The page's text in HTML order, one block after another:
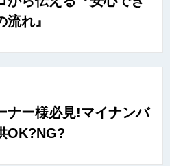
流れ』
ナー様必見!マイナンバ
OK?NG?